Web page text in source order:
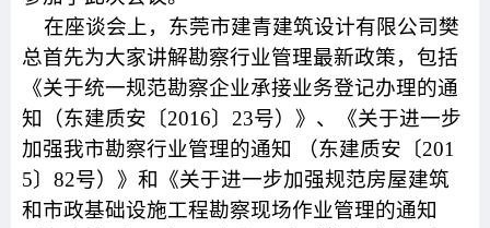
在座谈会上，东莞市建青建筑设计有限公司樊
总首先为大家讲解勘察行业管理最新政策，包括
《关于统一规范勘察企业承接业务登记办理的通
知（东建质安〔2016〕 23号）》、《关于进一步
加强我市勘察行业管理的通知 （东建质安〔201
5〕 82号）》和《关于进一步加强规范房屋建筑
和市政基础设施工程勘察现场作业管理的通知